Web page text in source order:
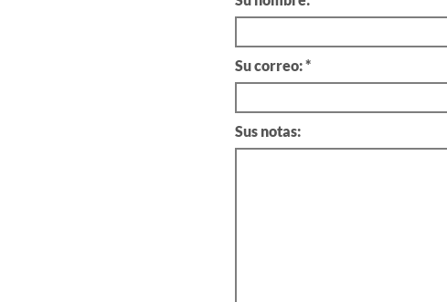
Su correo: *
Sus notas: